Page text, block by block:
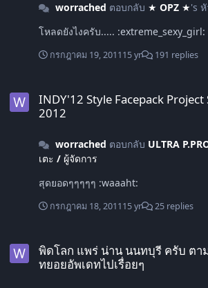
worrached ตอบกลับ ★ OPZ ★'s
โหลดยังไงครับ..... :extreme_sexy_girl:
กรกฎาคม 19, 201115 yr 191 replies
INDY'12 Style Facepack Project
2012
worrached ตอบกลับ ULTRA
เตะ / ผู้จัดการ
สุดยอดๆๆๆๆๆ :waaaht:
กรกฎาคม 18, 201115 yr 25 replies
พิดโลก แพร่ น่าน นนทบุรี ครับ ตา
ทยอยอัพเดทไปเรื่อยๆ